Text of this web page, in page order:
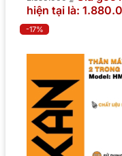
hiện tại là:
-17%